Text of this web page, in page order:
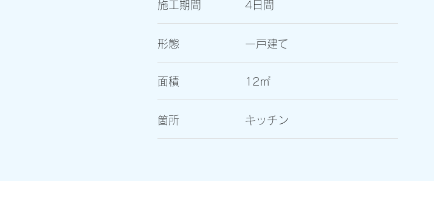
施工期間 4日間
形態 一戸建て
面積 12㎡
箇所 ​キッチン